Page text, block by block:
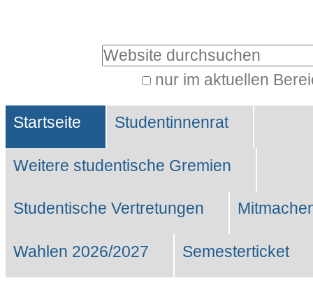
Website durchsuchen
nur im aktuellen
Suche…
Sektionen
Startseite Studentinnenrat
Weitere studentische Gremien
Studentische Vertretungen
Wahlen 2026/2027 Semesterticket